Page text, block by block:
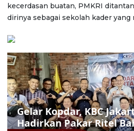
kecerdasan buatan, PMKRI
dirinya sebagai sekolah kader yang
Gelar Kopdar, KBC
Hadirkan Pakar Ritel